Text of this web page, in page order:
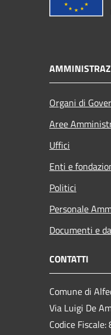
Organi di
Aree
Uffici
Enti e
Politici
Personale
Documenti e
CONTATTI
Comune di
Via Luigi De
Codice